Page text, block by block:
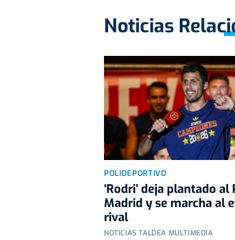
Noticias
POLIDEPORTIVO
‘Rodri’ deja plantado al
Madrid y se marcha al
rival
NOTICIAS TALDEA MULTIMEDIA